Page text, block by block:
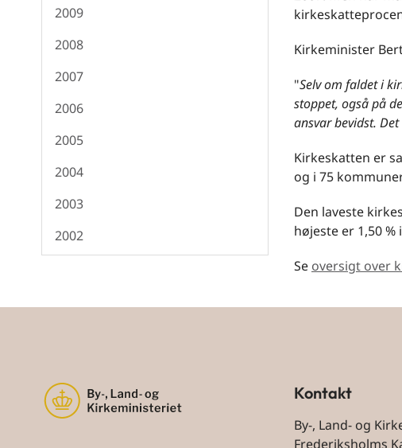
2009
2008
2007
2006
2005
2004
2003
2002
Kirkeminister
"Selv om faldet i
stoppet, også på
ansvar bevidst.
Kirkeskatten er
og i 75
Den laveste
højeste er 1,50 %
Se oversigt over
Kontakt
By-, Land- og
Frederiksholms